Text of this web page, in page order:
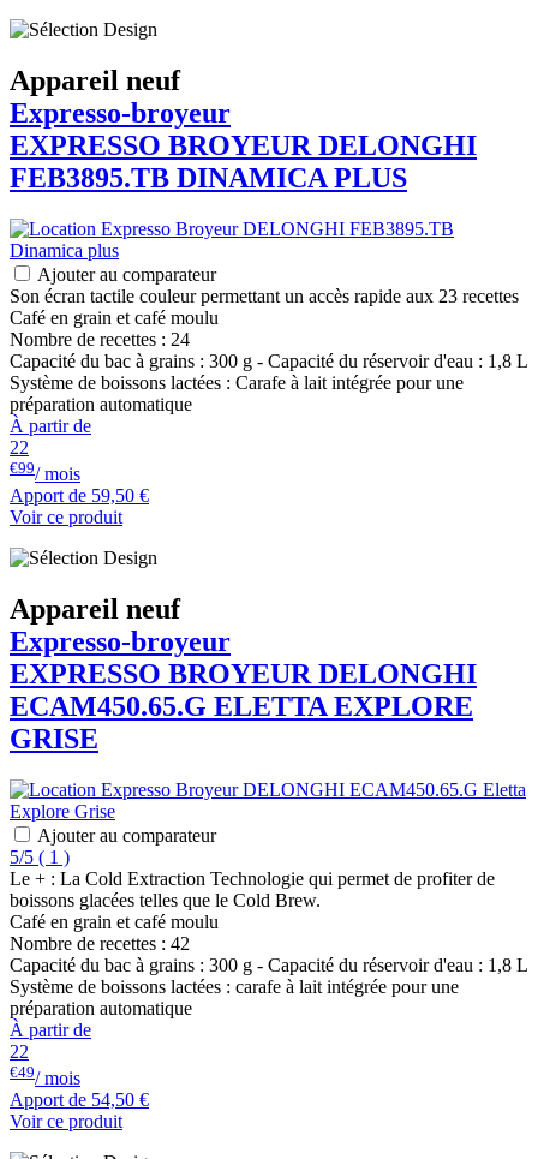
Appareil neuf
Expresso-broyeur
EXPRESSO BROYEUR DELONGHI
FEB3895.TB DINAMICA PLUS
Ajouter au comparateur
Son écran tactile couleur permettant un accès rapide aux 23 recettes
Café en grain et café moulu
Nombre de recettes : 24
Capacité du bac à grains : 300 g - Capacité du réservoir d'eau : 1,8 L
Système de boissons lactées : Carafe à lait intégrée pour une
préparation automatique
À partir de
22
€99/ mois
Apport de 59,50 €
Voir ce produit
Appareil neuf
Expresso-broyeur
EXPRESSO BROYEUR DELONGHI
ECAM450.65.G ELETTA EXPLORE
GRISE
Ajouter au comparateur
5/5 ( 1 )
Le + : La Cold Extraction Technologie qui permet de profiter de
boissons glacées telles que le Cold Brew.
Café en grain et café moulu
Nombre de recettes : 42
Capacité du bac à grains : 300 g - Capacité du réservoir d'eau : 1,8 L
Système de boissons lactées : carafe à lait intégrée pour une
préparation automatique
À partir de
22
€49/ mois
Apport de 54,50 €
Voir ce produit